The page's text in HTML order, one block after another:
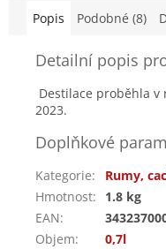
Popis Podobné (8)
Detailní popis
Destilace proběhla v
2023.
Doplňkové
Kategorie:
Rumy,
Hmotnost:
1.8 kg
EAN:
Objem:
0,7l